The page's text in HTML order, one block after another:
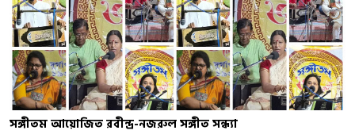
সঙ্গীতম আয়োজিত রবীন্দ্র-নজরুল সঙ্গীত সন্ধ্যা